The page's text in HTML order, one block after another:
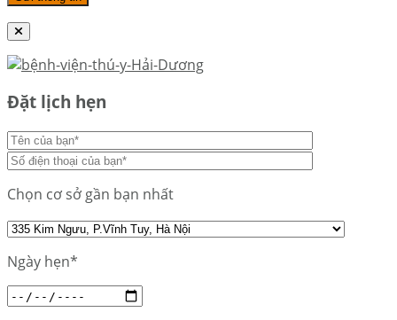
Đặt lịch hẹn
Chọn cơ sở gần bạn nhất
Ngày hẹn*